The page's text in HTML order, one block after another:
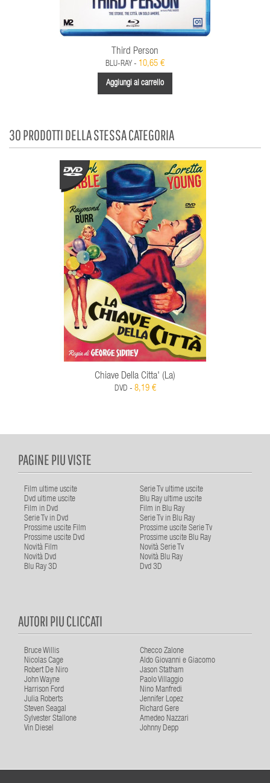
Third Person
BLU-RAY - 10,65 €
Aggiungi al carrello
30 PRODOTTI DELLA STESSA CATEGORIA
Chiave Della Citta' (La)
DVD - 8,19 €
PAGINE PIU VISTE
Film ultime uscite
Serie Tv ultime uscite
Dvd ultime uscite
Blu Ray ultime uscite
Film in Dvd
Film in Blu Ray
Serie Tv in Dvd
Serie Tv in Blu Ray
Prossime uscite Film
Prossime uscite Serie Tv
Prossime uscite Dvd
Prossime uscite Blu Ray
Novità Film
Novità Serie Tv
Novità Dvd
Novità Blu Ray
Blu Ray 3D
Dvd 3D
AUTORI PIU CLICCATI
Bruce Willis
Checco Zalone
Nicolas Cage
Aldo Giovanni e Giacomo
Robert De Niro
Jason Statham
John Wayne
Paolo Villaggio
Harrison Ford
Nino Manfredi
Julia Roberts
Jennifer Lopez
Steven Seagal
Richard Gere
Sylvester Stallone
Amedeo Nazzari
Vin Diesel
Johnny Depp